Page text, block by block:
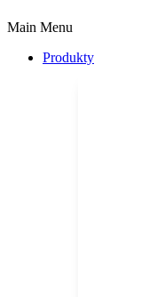
Main Menu
Produkty